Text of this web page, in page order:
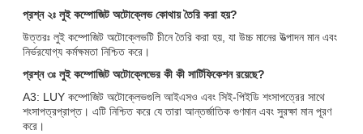
প্রশ্ন ২ঃ লুই কম্পোজিট অটোক্লেভ কোথায় তৈরি করা হয়?
উত্তরঃ লুই কম্পোজিট অটোক্লেভটি চীনে তৈরি করা হয়, যা উচ্চ মানের উত্পাদন মান এবং
নির্ভরযোগ্য কর্মক্ষমতা নিশ্চিত করে।
প্রশ্ন ৩ঃ লুই কম্পোজিট অটোক্লেভের কী কী সার্টিফিকেশন রয়েছে?
A3: LUY কম্পোজিট অটোক্লেভগুলি আইএসও এবং সিই-পিইডি শংসাপত্রের সাথে
শংসাপত্রপ্রাপ্ত। এটি নিশ্চিত করে যে তারা আন্তর্জাতিক গুণমান এবং সুরক্ষা মান পূরণ
করে।